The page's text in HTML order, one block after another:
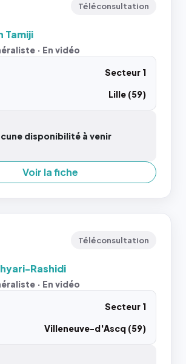
Téléconsultation
Tamiji
· En vidéo
Secteur 1
Lille (59)
disponibilité à venir
Voir la fiche
Téléconsultation
Rashidi
· En vidéo
Secteur 1
Villeneuve-d'Ascq (59)